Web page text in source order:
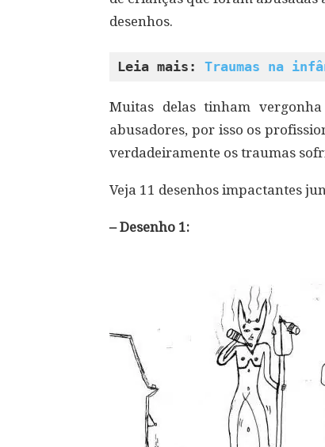
desenhos.
Leia mais: Traumas na
Muitas delas tinham
abusadores, por isso os
verdadeiramente os traumas
Veja 11 desenhos impactantes
– Desenho 1: